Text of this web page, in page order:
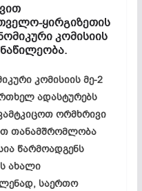
ყირგიზეთის
კომისიის
კომისიის მე-2
ადასტურებს
ორმხრივი
თანამშრომლობა
წარმოადგენს
ახალი
საერთო